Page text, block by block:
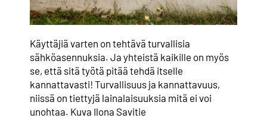
Käyttäjiä varten on tehtävä turvallisia
sähköasennuksia. Ja yhteistä kaikille on myös
se, että sitä työtä pitää tehdä itselle
kannattavasti! Turvallisuus ja kannattavuus,
niissä on tiettyjä lainalaisuuksia mitä ei voi
unohtaa. Kuva Ilona Savitie